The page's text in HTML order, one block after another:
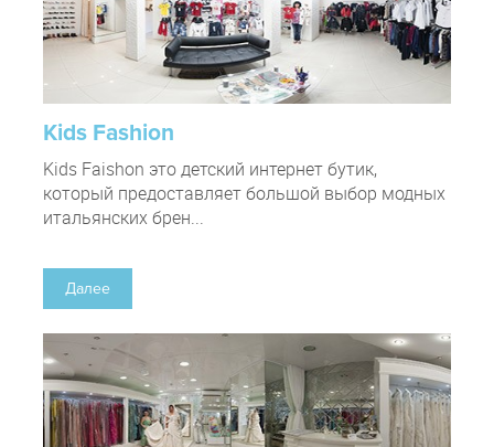
Kids Fashion
Kids Faishon это детский интернет бутик,
который предоставляет большой выбор модных
итальянских брен...
Далее